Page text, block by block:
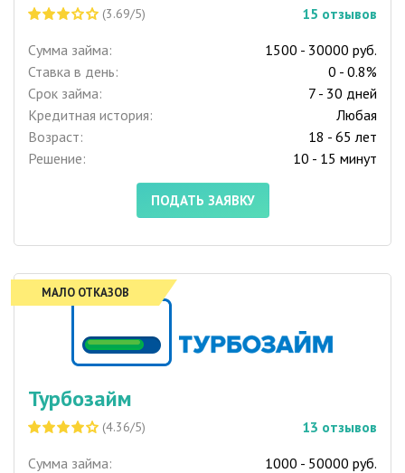
(3.69/5) 15 отзывов
Сумма займа:
1500 - 30000 руб.
Ставка в день:
0 - 0.8%
Срок займа:
7 - 30 дней
Кредитная история:
Любая
Возраст:
18 - 65 лет
Решение:
10 - 15 минут
ПОДАТЬ ЗАЯВКУ
МАЛО ОТКАЗОВ
Турбозайм
(4.36/5) 13 отзывов
Сумма займа:
1000 - 50000 руб.